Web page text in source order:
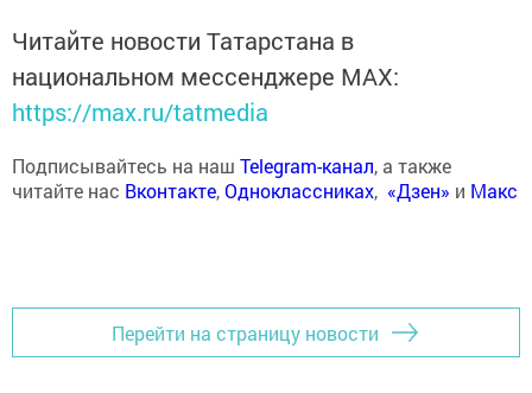
Читайте новости Татарстана в
национальном мессенджере MАХ:
https://max.ru/tatmedia
Подписывайтесь на наш Telegram-канал, а также
читайте нас Вконтакте,Одноклассниках, «Дзен» и Макс
Перейти на страницу новости